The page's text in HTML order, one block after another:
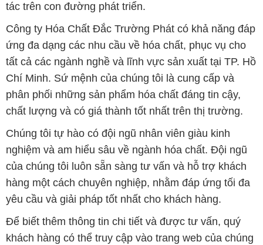
tác trên con đường phát triển.
Công ty Hóa Chất Đắc Trường Phát có khả năng đáp
ứng đa dạng các nhu cầu về hóa chất, phục vụ cho
tất cả các ngành nghề và lĩnh vực sản xuất tại TP. Hồ
Chí Minh. Sứ mệnh của chúng tôi là cung cấp và
phân phối những sản phẩm hóa chất đáng tin cậy,
chất lượng và có giá thành tốt nhất trên thị trường.
Chúng tôi tự hào có đội ngũ nhân viên giàu kinh
nghiệm và am hiểu sâu về ngành hóa chất. Đội ngũ
của chúng tôi luôn sẵn sàng tư vấn và hỗ trợ khách
hàng một cách chuyên nghiệp, nhằm đáp ứng tối đa
yêu cầu và giải pháp tốt nhất cho khách hàng.
Để biết thêm thông tin chi tiết và được tư vấn, quý
khách hàng có thể truy cập vào trang web của chúng